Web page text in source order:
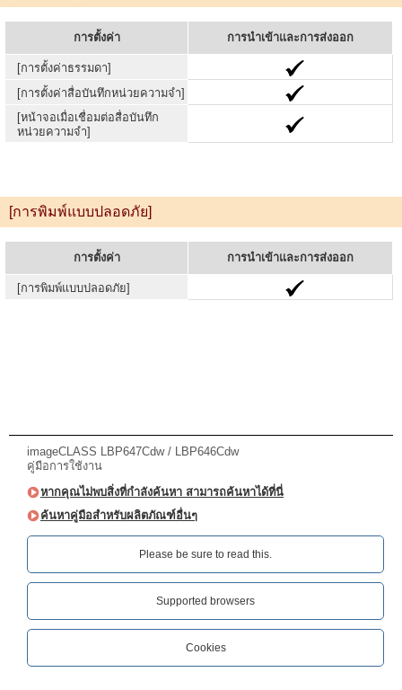
การตั้งค่า การนำเข้าและการส่งออก
[การตั้งค่าธรรมดา]
[การตั้งค่าสื่อบันทึกหน่วยความจำ]
[หน้าจอเมื่อเชื่อมต่อสื่อบันทึก
หน่วยความจำ]
[การพิมพ์แบบปลอดภัย]
การตั้งค่า การนำเข้าและการส่งออก
[การพิมพ์แบบปลอดภัย]
imageCLASS LBP647Cdw / LBP646Cdw
คู่มือการใช้งาน
หากคุณไม่พบสิ่งที่กำลังค้นหา สามารถค้นหาได้ที่นี่
ค้นหาคู่มือสำหรับผลิตภัณฑ์อื่นๆ
Please be sure to read this.‎
Supported browsers
Cookies